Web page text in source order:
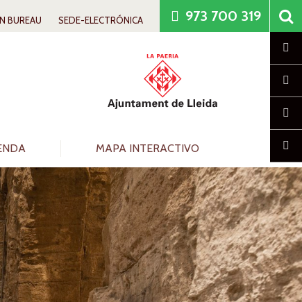
BUREAU SEDE-ELECTRÓNICA 973 700 319
MAPA INTERACTIVO